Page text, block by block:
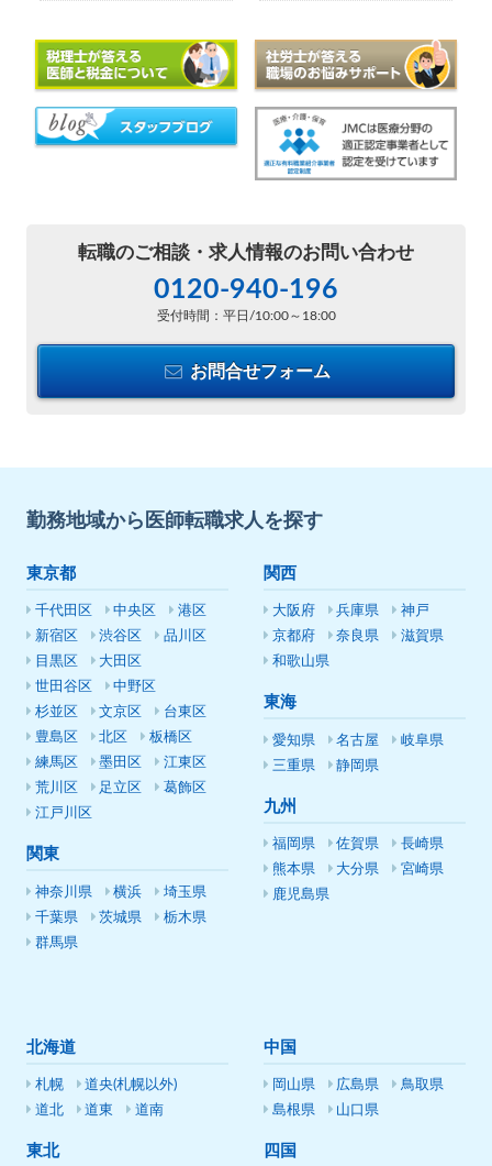
転職のご相談・ 求人情報のお問い合わせ
0120-940-196
受付時間：平日/10:00～18:00
お問合せフォーム
勤務地域から医師転職求人を探す
東京都
千代田区 中央区
港区
新宿区
渋谷区
品川区
目黒区
大田区
世田谷区
中野区
杉並区
文京区
台東区
豊島区
北区
板橋区
練馬区
墨田区
江東区
荒川区
足立区
葛飾区
江戸川区
関東
神奈川県 横浜
埼玉県
千葉県
茨城県
栃木県
群馬県
関西
大阪府 兵庫県
神戸
京都府
奈良県
滋賀県
和歌山県
東海
愛知県 名古屋
岐阜県
三重県
静岡県
九州
福岡県 佐賀県
長崎県
熊本県
大分県
宮崎県
鹿児島県
北海道
札幌
道央(札幌以外)
道北
道東 道南
東北
中国
岡山県 広島県
鳥取県
島根県
山口県
四国